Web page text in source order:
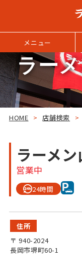
メニュー
ラー
HOME > 店舗検索 >
ラーメ
営業中
24時間
住所
〒 940-2024
長岡市堺町60-1